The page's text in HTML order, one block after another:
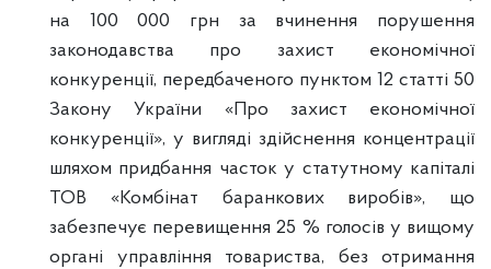
на 100 000 грн за вчинення порушення
законодавства про захист економічної
конкуренції, передбаченого пунктом 12 статті 50
Закону України «Про захист економічної
конкуренції», у вигляді здійснення концентрації
шляхом придбання часток у статутному капіталі
ТОВ «Комбінат баранкових виробів», що
забезпечує перевищення 25 % голосів у вищому
органі управління товариства, без отримання